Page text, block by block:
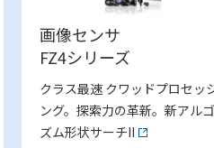
画像センサ
FZ4シリーズ
クラス最速 クワッドプロセッ
ング。探索力の革新。新アル
ズム形状サーチII